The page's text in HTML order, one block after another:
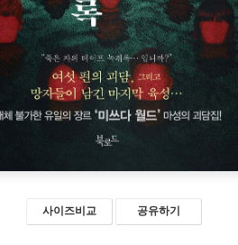
사이즈비교 공유하기